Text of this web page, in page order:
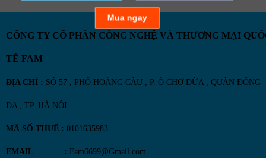
Mua ngay
CÔNG TY CỔ PHẦN CÔNG NGHỆ VÀ THƯƠNG MẠI
TẾ FAM
ĐỊA CHỈ : SỐ 57 , PHỐ HOÀNG CẦU , P. Ô CHỢ DỪA , QUẬN ĐỐNG
ĐA , TP. HÀ NÔI
MÃ SỐ THUẾ : 0101635983
EMAIL : Fam6699@Gmail.com